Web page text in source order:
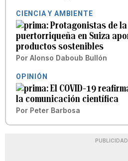
CIENCIA Y AMBIENTE
Protagonistas de
puertorriqueña en Suiza
productos sostenibles
Por Alonso Daboub Bullón
OPINIÓN
El COVID-19
la comunicación científica
Por Peter Barbosa
PUBLICIDAD